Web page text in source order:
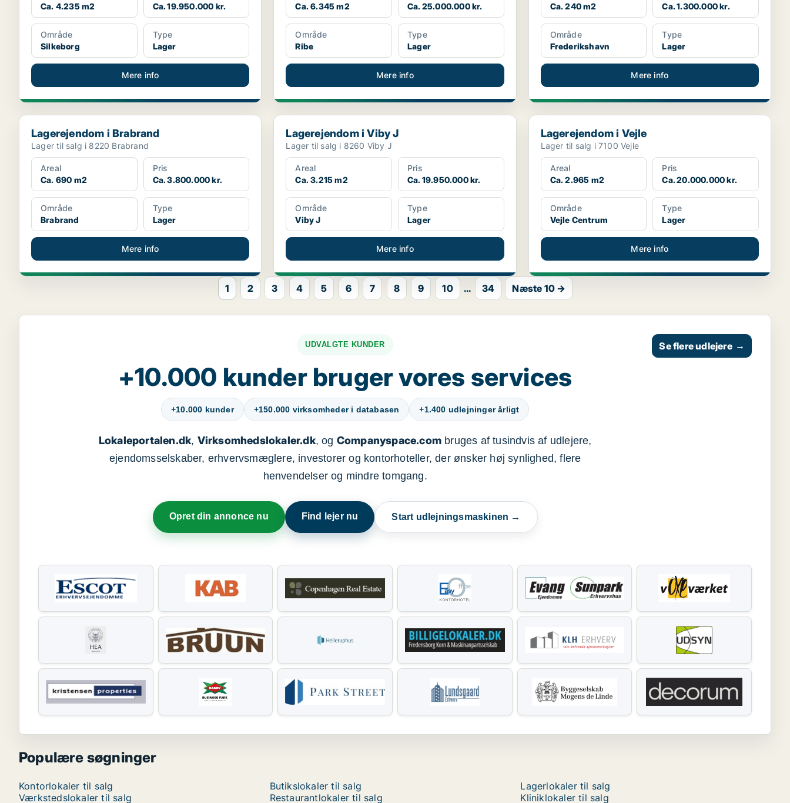
Ca. 4.235 m2
Ca. 19.950.000 kr.
Område
Silkeborg
Type
Lager
Mere info
Ca. 6.345 m2
Ca. 25.000.000 kr.
Område
Ribe
Type
Lager
Mere info
Ca. 240 m2
Ca. 1.300.000 kr.
Område
Frederikshavn
Type
Lager
Mere info
Lagerejendom i Brabrand
Lagerejendom i Brabrand
Lager til salg i 8220 Brabrand
Areal
Ca. 690 m2
Pris
Ca. 3.800.000 kr.
Område
Brabrand
Type
Lager
Mere info
Lagerejendom i Viby J
Lagerejendom i Viby J
Lager til salg i 8260 Viby J
Areal
Ca. 3.215 m2
Pris
Ca. 19.950.000 kr.
Område
Viby J
Type
Lager
Mere info
Lagerejendom i Vejle
Lagerejendom i Vejle
Lager til salg i 7100 Vejle
Areal
Ca. 2.965 m2
Pris
Ca. 20.000.000 kr.
Område
Vejle Centrum
Type
Lager
Mere info
1 2 3 4 5 6 7 8 9 10 ... 34 Næste 10 →
UDVALGTE KUNDER
+10.000 kunder bruger vores services
+10.000 kunder +150.000 virksomheder i databasen +1.400 udlejninger årligt
Lokaleportalen.dk, Virksomhedslokaler.dk, og Companyspace.combruges af tusindvis af udlejere,
ejendomsselskaber, erhvervsmæglere, investorer og kontorhoteller, der ønsker høj synlighed, flere
henvendelser og mindre tomgang.
Opret din annonce nu Find lejer nu Start udlejningsmaskinen →
Se flere udlejere →
Populære søgninger
Kontorlokaler til salg Butikslokaler til salg
Lagerlokaler til salg
Værkstedslokaler til salg
Restaurantlokaler til salg Kliniklokaler til salg